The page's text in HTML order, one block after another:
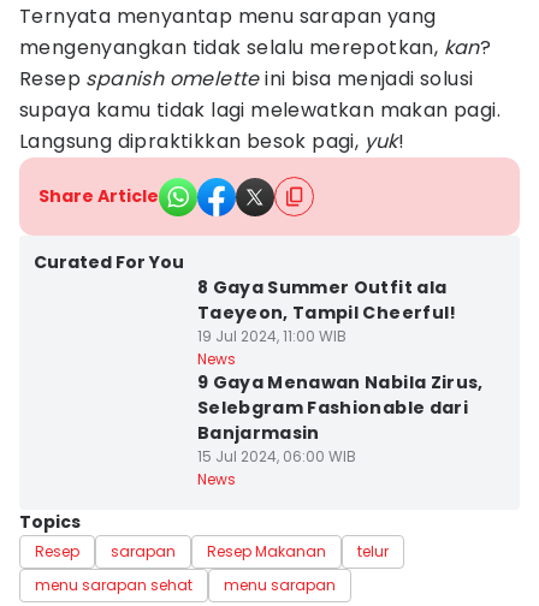
Ternyata menyantap menu sarapan yang
mengenyangkan tidak selalu merepotkan, kan?
Resep spanish omeletteini bisa menjadi solusi
supaya kamu tidak lagi melewatkan makan pagi.
Langsung dipraktikkan besok pagi, yuk!
Share Article
Curated For You
8 Gaya Summer Outfit ala
Taeyeon, Tampil Cheerful!
19 Jul 2024, 11:00 WIB
News
9 Gaya Menawan Nabila Zirus,
Selebgram Fashionable dari
Banjarmasin
15 Jul 2024, 06:00 WIB
News
Topics
Resep sarapan Resep Makanan
telur
menu sarapan sehat
menu sarapan